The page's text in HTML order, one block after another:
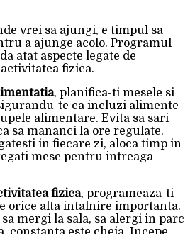
vrei sa ajungi, e timpul sa
a ajunge acolo. Programul
atat aspecte legate de
fizica.
, planifica-ti mesele si
te ca incluzi alimente
alimentare. Evita sa sari
sa mananci la ore regulate.
in fiecare zi, aloca timp in
mese pentru intreaga
fizica, programeaza-ti
orice alta intalnire importanta.
mergi la sala, sa alergi in parc